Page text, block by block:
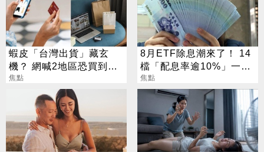
蝦皮「台灣出貨」藏玄
機？ 網喊2地區恐買到假
貨 專家揭真相
焦點
8月ETF除息潮來了！ 14
檔「配息率逾10%」一次
看
焦點